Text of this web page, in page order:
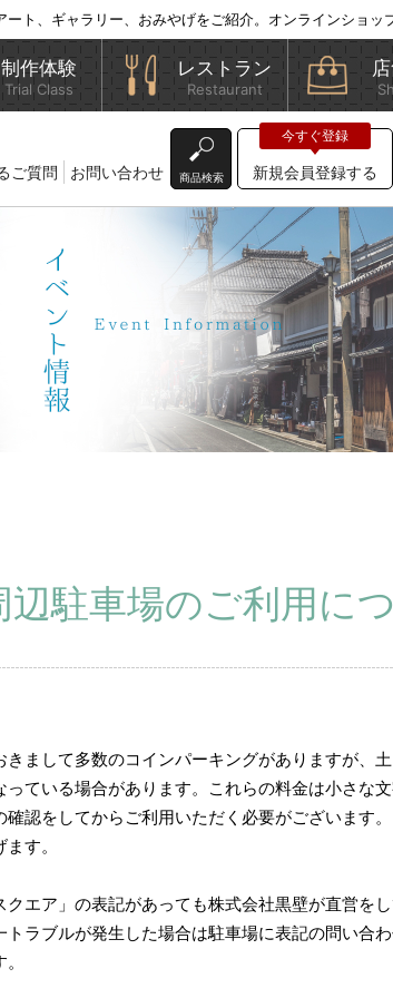
ト、ギャラリー、おみやげをご紹介。オンラインショッ
制作体験
Trial Class
レストラン
Restaurant
ご質問 お問い合わせ 商品検索 新規会員登録する
辺駐車場のご利用に
きまして多数のコインパーキングがありますが、
っている場合があります。これらの料金は小さな
確認をしてからご利用いただく必要がございます
す。
クエア」の表記があっても株式会社黒壁が直営を
トラブルが発生した場合は駐車場に表記の問い合